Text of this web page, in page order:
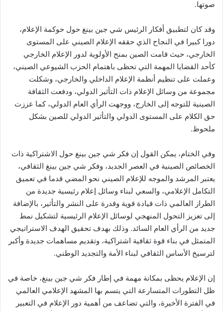
صوتها.
وقد كان لتطبيق أفكار الرئيس شي جين بينغ حول حوكمة الإعلام،
دورا كبيرا في النجاح الذي حققه الإعلام الصيني على المستوى
الخارجي، حيث قامت الصين بمنح الأولوية لدور الإعلام الخارجي
كأحد القضايا المهمة التي تحظى باهتمام الحزب الشيوعي الصيني،
وعملت على تنظيم أنظمة الإعلام الداخلي والخارجي، وشكلت
مجموعة من وسائل الإعلام ذات التأثير الدولي، ودفعت الثقافة
الصينية للتوجه إلى الخارج، ووجهت الرأي العام الدولي، كما عززت
حق الكلام على المستوى الدولي والتأثير الدولي للصين بشكل
ملحوظ.
وفي الختام، يمكن القول إن فكر شي جين بينغ حول الاشتراكية ذات
الخصائص الصينية في العصر الجديد، وفكر شي جين بينغ الثقافي،
يعتبر المرشد والموجه للإعلام الصيني نحو المضي قدما في تعميق
التكامل الإعلامي، والسعي لبناء وسائل إعلام رئيسية جديدة من
الطراز العالمي ذات قيادة قوية وقدرة على النشر والتأثير، بالإضافة
إلى تعزيز التحول المنهجي لوسائل الإعلام الرئيسية لتشكيل نمط
جديد من الرأي العام السائد. وذلك بهدف تحقيق الهدف الاستراتيجي
المتمثل في بناء قوة ثقافية اشتراكية، وتقديم مساهمات جديدة وأكبر
لترسيخ الأساس الثقافي لبناء الأمة والتجديد الوطني.
إن الإعلام يحظى بمكانة مهمة في إطار فكر شي جين بينغ، خاصة في
ظل التطورات المتسارعة التي يتسم بها المشهد الإعلامي العالمي
في الفترة الأخيرة، والتي تضاعف من أهمية دور الإعلام في التعبير